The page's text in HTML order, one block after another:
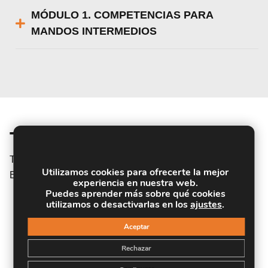
MÓDULO 1. COMPETENCIAS PARA
MANDOS INTERMEDIOS
Titulación
Titulación Expedida y Avalada por el Instituto Europeo de
Estudios Empresariales
Utilizamos cookies para ofrecerte la mejor
experiencia en nuestra web.
Puedes aprender más sobre qué cookies
utilizamos o desactivarlas en losajustes.
Aceptar
Rechazar